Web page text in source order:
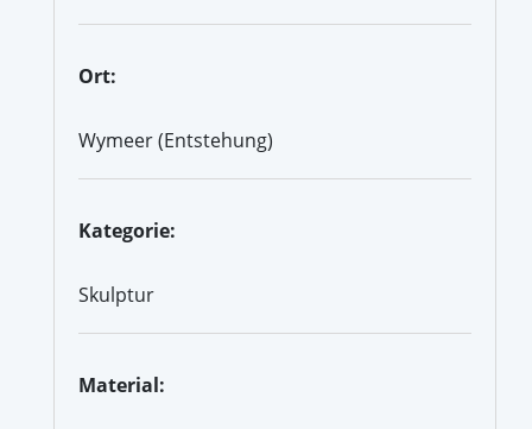
Ort:
Wymeer (Entstehung)
Kategorie:
Skulptur
Material: